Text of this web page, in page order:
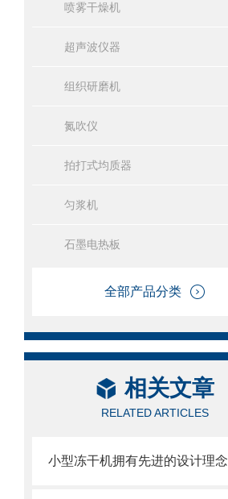
喷雾干燥机
超声波仪器
组织研磨机
氮吹仪
拍打式均质器
匀浆机
石墨电热板
全部产品分类
相关文章
RELATED ARTICLES
小型冻干机拥有先进的设计理念